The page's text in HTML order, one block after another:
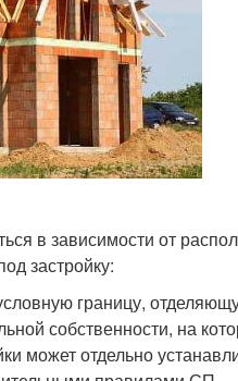
в зависимости от
застройку:
границу,
собственности, на
может отдельно